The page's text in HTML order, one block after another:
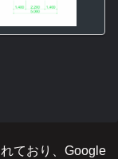
ており、Google